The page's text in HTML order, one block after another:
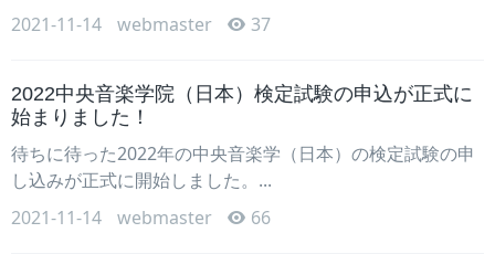
2021-11-14
webmaster 37
2022中央音楽学院（日本）検定試験の申込が正式に
始まりました！
待ちに待った2022年の中央音楽学（日本）の検定試験の申
し込みが正式に開始しました。...
2021-11-14
webmaster 66